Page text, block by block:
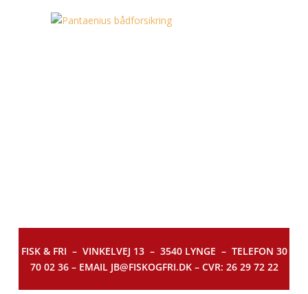
FISK & FRI – VINKELVEJ 13 – 3540 LYNGE – TELEFON 30
70 02 36 – EMAIL JB@FISKOGFRI.DK – CVR: 26 29 72 22